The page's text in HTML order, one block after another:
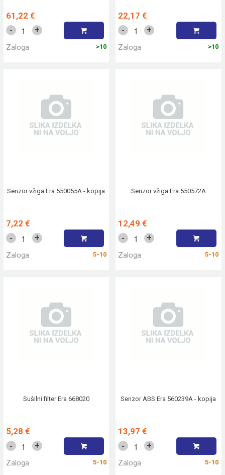
61,22 €
- +
Zaloga >10
22,17 €
- +
Zaloga >10
Senzor vžiga Era 550055A - kopija
7,22 €
- +
Zaloga 5-10
Senzor vžiga Era 550572A
12,49 €
- +
Zaloga 5-10
Sušilni filter Era 668020
5,28 €
- +
Zaloga 5-10
Senzor ABS Era 560239A - kopija
13,97 €
- +
Zaloga 5-10